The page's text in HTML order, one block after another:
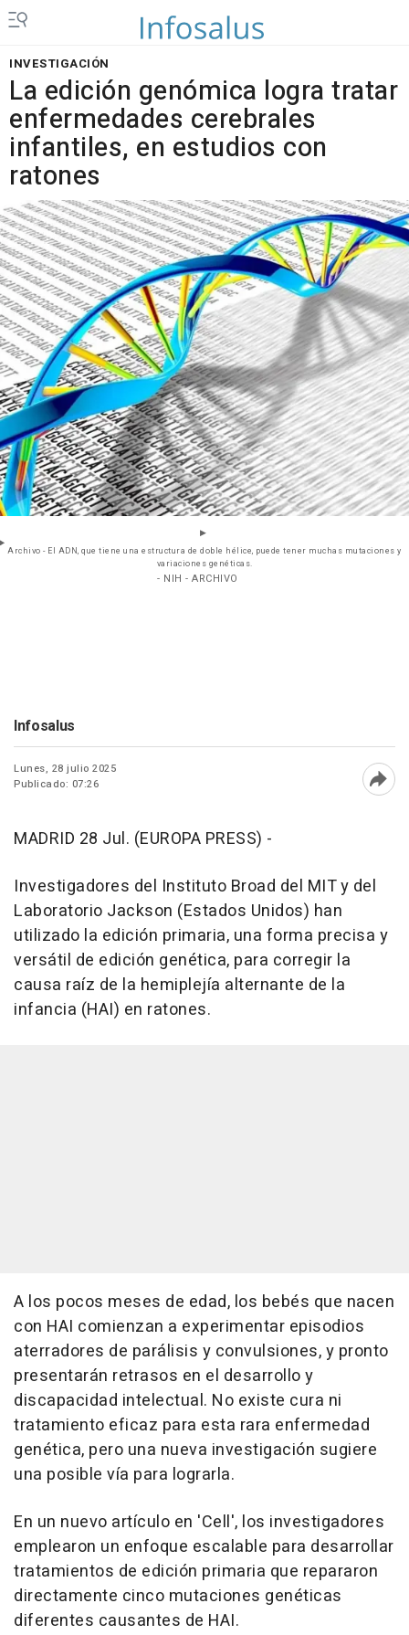
INVESTIGACIÓN
La edición genómica logra tratar
enfermedades cerebrales
infantiles, en estudios con
ratones
Archivo - El ADN, que tiene una estructura de doble hélice, puede tener muchas mutaciones y
variaciones genéticas.
- NIH - ARCHIVO
Infosalus
Lunes, 28 julio 2025
Publicado: 07:26
MADRID 28 Jul. (EUROPA PRESS) -
Investigadores del Instituto Broad del MIT y del
Laboratorio Jackson (Estados Unidos) han
utilizado la edición primaria, una forma precisa y
versátil de edición genética, para corregir la
causa raíz de la hemiplejía alternante de la
infancia (HAI) en ratones.
A los pocos meses de edad, los bebés que nacen
con HAI comienzan a experimentar episodios
aterradores de parálisis y convulsiones, y pronto
presentarán retrasos en el desarrollo y
discapacidad intelectual. No existe cura ni
tratamiento eficaz para esta rara enfermedad
genética, pero una nueva investigación sugiere
una posible vía para lograrla.
En un nuevo artículo en 'Cell', los investigadores
emplearon un enfoque escalable para desarrollar
tratamientos de edición primaria que repararon
directamente cinco mutaciones genéticas
diferentes causantes de HAI.